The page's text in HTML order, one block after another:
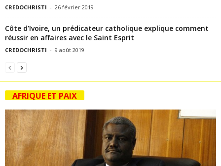
CREDOCHRISTI - 26 février 2019
Côte d’Ivoire, un prédicateur catholique explique comment
réussir en affaires avec le Saint Esprit
CREDOCHRISTI - 9 août 2019
AFRIQUE ET PAIX